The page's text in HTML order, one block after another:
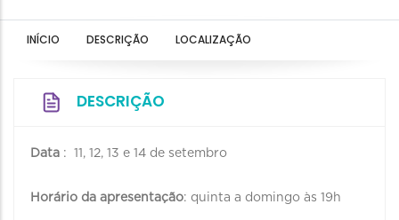
INÍCIO DESCRIÇÃO LOCALIZAÇÃO
DESCRIÇÃO
Data : 11, 12, 13 e 14 de setembro
Horário da apresentação: quinta a domingo às 19h